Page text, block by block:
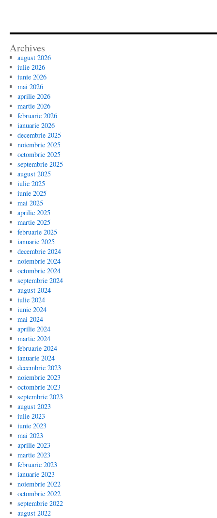
Archives
august 2026
iulie 2026
iunie 2026
mai 2026
aprilie 2026
martie 2026
februarie 2026
ianuarie 2026
decembrie 2025
noiembrie 2025
octombrie 2025
septembrie 2025
august 2025
iulie 2025
iunie 2025
mai 2025
aprilie 2025
martie 2025
februarie 2025
ianuarie 2025
decembrie 2024
noiembrie 2024
octombrie 2024
septembrie 2024
august 2024
iulie 2024
iunie 2024
mai 2024
aprilie 2024
martie 2024
februarie 2024
ianuarie 2024
decembrie 2023
noiembrie 2023
octombrie 2023
septembrie 2023
august 2023
iulie 2023
iunie 2023
mai 2023
aprilie 2023
martie 2023
februarie 2023
ianuarie 2023
noiembrie 2022
octombrie 2022
septembrie 2022
august 2022